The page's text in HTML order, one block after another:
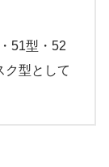
51型・52
ク型として